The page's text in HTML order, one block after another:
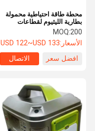
محطة طاقة احتياطية محمولة
بطارية الليثيوم لقطاعات
الطاقة في الخارج
MOQ:200
الأسعار:USD 122~USD 133
افضل سعر
الاتصال